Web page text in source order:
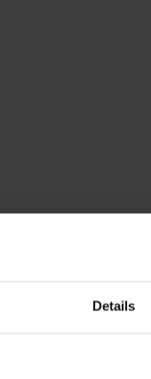
Details